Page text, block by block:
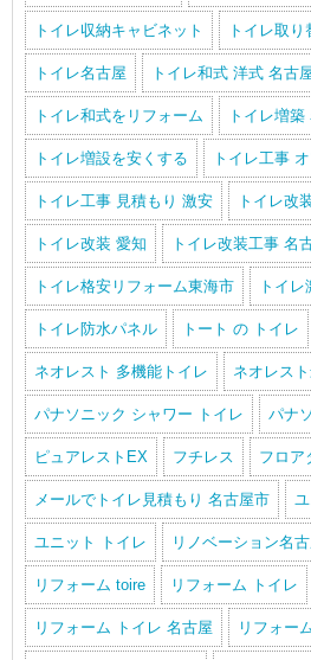
トイレ収納キャビネット トイレ取
トイレ名古屋 トイレ和式 洋式 名古
トイレ和式をリフォーム トイレ増
トイレ増設を安くする トイレ工事
トイレ工事 見積もり 激安 トイレ改
トイレ改装 愛知 トイレ改装工事 名
トイレ格安リフォーム東海市 トイ
トイレ防水パネル トート の トイレ
ネオレスト 多機能トイレ ネオレス
パナソニック シャワー トイレ パナ
ピュアレストEX フチレス フロア
メールでトイレ見積もり 名古屋市
ユニット トイレ リノベーション名
リフォーム toire リフォーム トイレ
リフォーム トイレ 名古屋 リフォー